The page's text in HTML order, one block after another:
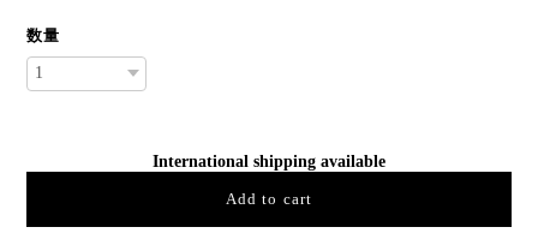
数量
International shipping available
Add to cart